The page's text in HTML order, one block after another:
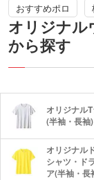
おすすめポロ
オリジナル
から探す
オリジナル
(半袖・長袖)
オリジナル
シャツ・ド
ア(半袖・長